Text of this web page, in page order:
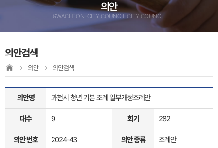
의안
GWACHEON-CITY COUNCIL CITY COUNCIL
의안검색
의안 의안검색
의안명 과천시 청년 기본 조례 일부개정조례안
대수 9 회기 282
의안 번호 2024-43 의안 종류 조례안